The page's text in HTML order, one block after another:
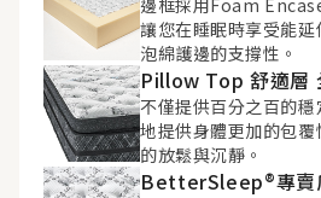
邊框採用Foam
讓您在睡眠時享受能
泡綿護邊的支撐性。
Pillow Top 舒適層
不僅提供百分之百的
地提供身體更加的包
的放鬆與沉靜。
BetterSleep®專賣